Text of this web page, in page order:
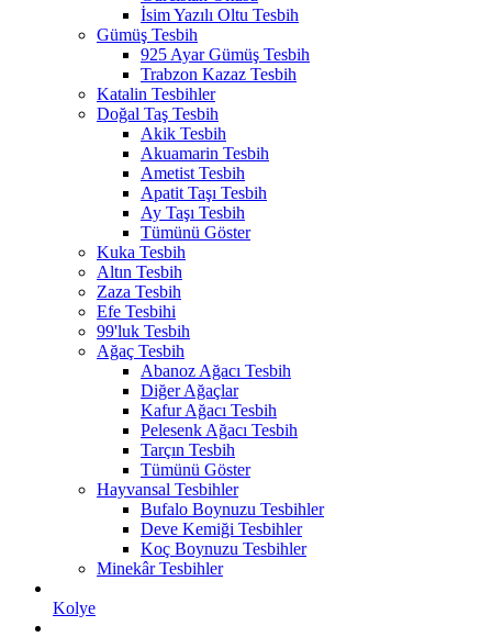
İsim Yazılı Oltu Tesbih
Gümüş Tesbih
925 Ayar Gümüş Tesbih
Trabzon Kazaz Tesbih
Katalin Tesbihler
Doğal Taş Tesbih
Akik Tesbih
Akuamarin Tesbih
Ametist Tesbih
Apatit Taşı Tesbih
Ay Taşı Tesbih
Tümünü Göster
Kuka Tesbih
Altın Tesbih
Zaza Tesbih
Efe Tesbihi
99'luk Tesbih
Ağaç Tesbih
Abanoz Ağacı Tesbih
Diğer Ağaçlar
Kafur Ağacı Tesbih
Pelesenk Ağacı Tesbih
Tarçın Tesbih
Tümünü Göster
Hayvansal Tesbihler
Bufalo Boynuzu Tesbihler
Deve Kemiği Tesbihler
Koç Boynuzu Tesbihler
Minekâr Tesbihler
Kolye